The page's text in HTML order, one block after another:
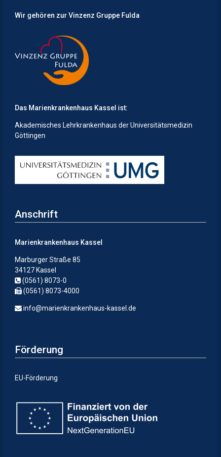
Wir gehören zur Vinzenz Gruppe Fulda
Das Marienkrankenhaus Kassel ist:
Akademisches Lehrkrankenhaus der Universitätsmedizin
Göttingen
Anschrift
Marienkrankenhaus Kassel
Marburger Straße 85
34127 Kassel
(0561) 8073-0
(0561) 8073-4000
info@marienkrankenhaus-kassel.de
Förderung
EU-Förderung